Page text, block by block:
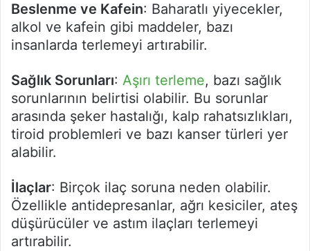
Beslenme ve Kafein: Baharatlı yiyecekler,
alkol ve kafein gibi maddeler, bazı
insanlarda terlemeyi artırabilir.
Sağlık Sorunları: Aşırı terleme, bazı sağlık
sorunlarının belirtisi olabilir. Bu sorunlar
arasında şeker hastalığı, kalp rahatsızlıkları,
tiroid problemleri ve bazı kanser türleri yer
alabilir.
İlaçlar: Birçok ilaç soruna neden olabilir.
Özellikle antidepresanlar, ağrı kesiciler, ateş
düşürücüler ve astım ilaçları terlemeyi
artırabilir.